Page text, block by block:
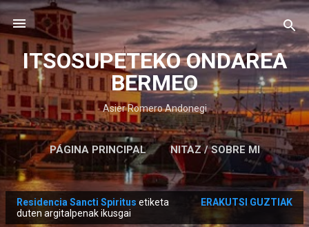
Saltatu eta joan eduki nagusira
ITSOSUPETEKO ONDAREA
BERMEO
Asier Romero Andonegi
PÁGINA PRINCIPAL NITAZ / SOBRE MI
M
Residencia Sancti Spiritus etiketa
duten argitalpenak ikusgai
ERAKUTSI GUZTIAK